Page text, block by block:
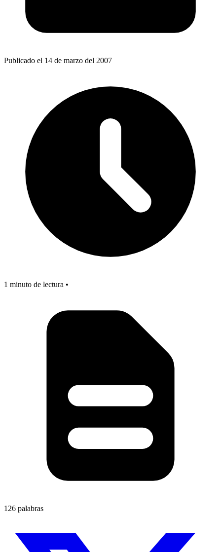
Publicado el 14 de marzo del 2007
1 minuto de lectura •
126 palabras